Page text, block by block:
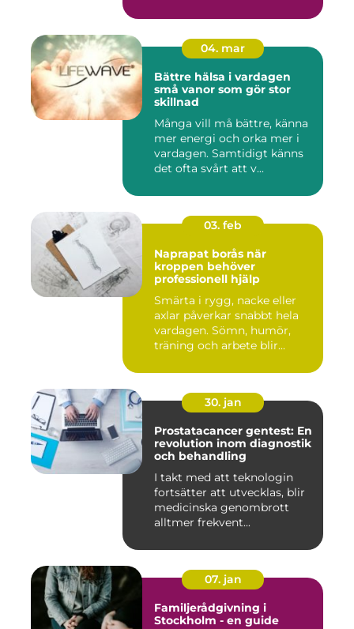
04. mar
Bättre hälsa i vardagen
små vanor som gör stor
skillnad
Många vill må bättre, känna
mer energi och orka mer i
vardagen. Samtidigt känns
det ofta svårt att v...
03. feb
Naprapat borås när
kroppen behöver
professionell hjälp
Smärta i rygg, nacke eller
axlar påverkar snabbt hela
vardagen. Sömn, humör,
träning och arbete blir...
30. jan
Prostatacancer gentest: En
revolution inom diagnostik
och behandling
I takt med att teknologin
fortsätter att utvecklas, blir
medicinska genombrott
alltmer frekvent...
07. jan
Familjerådgivning i
Stockholm - en guide